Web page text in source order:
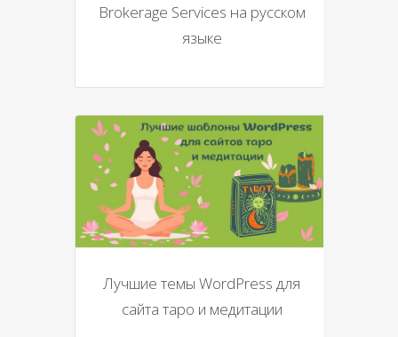
Brokerage Services на русском
языке
Лучшие темы WordPress для
сайта таро и медитации